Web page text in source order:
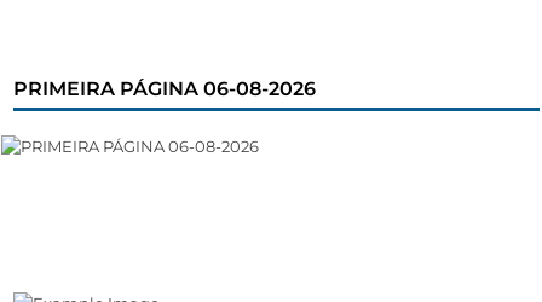
PRIMEIRA PÁGINA 06-08-2026